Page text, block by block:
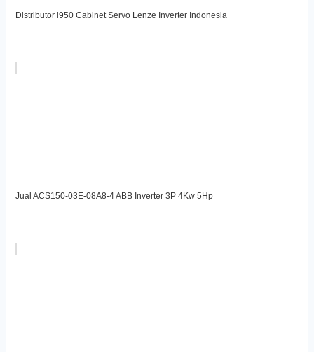
Distributor i950 Cabinet Servo Lenze Inverter Indonesia
Jual ACS150-03E-08A8-4 ABB Inverter 3P 4Kw 5Hp